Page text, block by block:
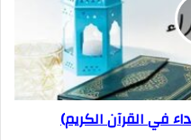
في القرآن الكريم)